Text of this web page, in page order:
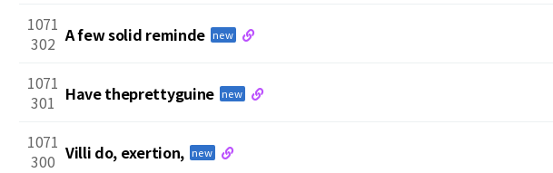
1071
302 A few solid reminde new
1071
301 Have theprettyguine new
1071
300 Villi do, exertion, new